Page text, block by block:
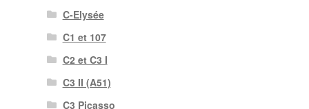
C-Elysée
C1 et 107
C2 et C3 I
C3 II (A51)
C3 Picasso